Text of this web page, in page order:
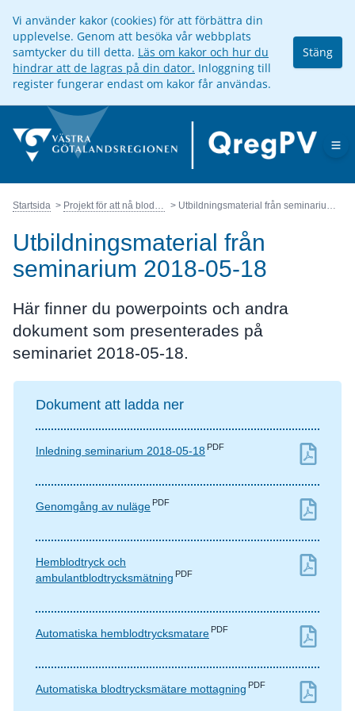
Vi använder kakor (cookies) för att förbättra din
upplevelse. Genom att besöka vår webbplats
samtycker du till detta. Läs om kakor och hur du
hindrar att de lagras på din dator. Inloggning till
register fungerar endast om kakor får användas.
Stäng
Startsida Projekt för att nå blodtrycksmål Utbildningsmaterial från seminarium 2018-05-18
Utbildningsmaterial från
seminarium 2018-05-18
Här finner du powerpoints och andra
dokument som presenterades på
seminariet 2018-05-18.
Dokument att ladda ner
Inledning seminarium 2018-05-18 PDF
Genomgång av nuläge PDF
Hemblodtryck och
ambulantblodtrycksmätning PDF
Automatiska hemblodtrycksmatare PDF
Automatiska blodtrycksmätare mottagning PDF